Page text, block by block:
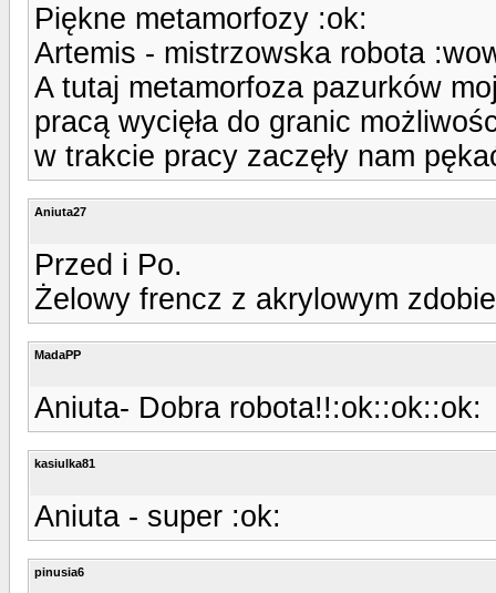
Piękne metamorfozy :ok:
Artemis - mistrzowska robota
A tutaj metamorfoza pazurków
pracą wycięła do granic
w trakcie pracy zaczęły nam
Aniuta27
Przed i Po.
Żelowy frencz z akrylowym
MadaPP
Aniuta- Dobra robota!!:ok::ok::ok:
kasiulka81
Aniuta - super :ok:
pinusia6